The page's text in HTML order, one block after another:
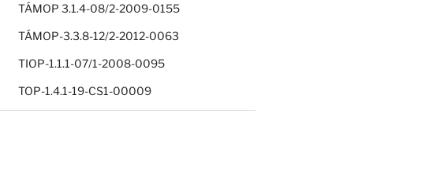
TÁMOP 3.1.4-08/2-2009-0155
TÁMOP-3.3.8-12/2-2012-0063
TIOP-1.1.1-07/1-2008-0095
TOP-1.4.1-19-CS1-00009